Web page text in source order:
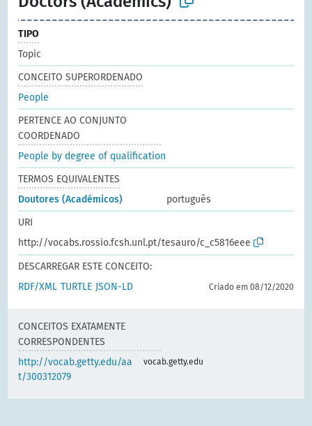
TIPO
Topic
CONCEITO SUPERORDENADO
People
PERTENCE AO CONJUNTO
COORDENADO
People by degree of qualification
TERMOS EQUIVALENTES
Doutores (Académicos)
português
URI
http://vocabs.rossio.fcsh.unl.pt/tesauro/c_c5816eee
DESCARREGAR ESTE CONCEITO:
RDF/XML TURTLE JSON-LD Criado em 08/12/2020
CONCEITOS EXATAMENTE
CORRESPONDENTES
http://vocab.getty.edu/aa
t/300312079
vocab.getty.edu